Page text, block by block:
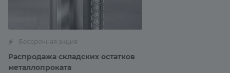
Бессрочная акция
Распродажа складских остатков
металлопроката